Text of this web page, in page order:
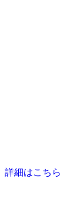
詳細はこちら